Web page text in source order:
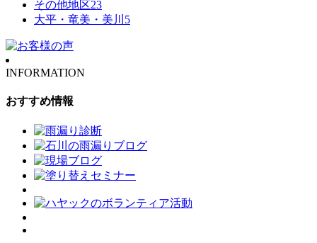
その他地区23
大平・竜美・美川 5
INFORMATION
おすすめ情報